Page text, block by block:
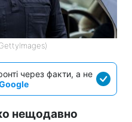
через факти, а не
нещодавно